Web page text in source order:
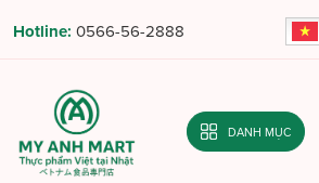
Hotline: 0566-56-2888
DANH MỤC